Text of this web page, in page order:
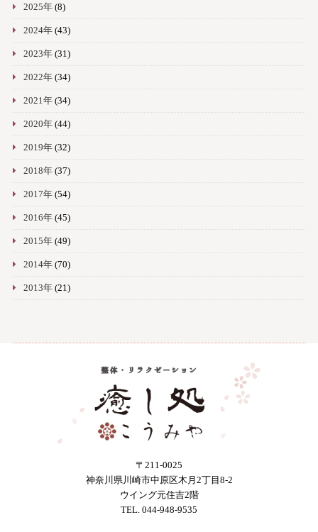
2025年(8)
2024年(43)
2023年(31)
2022年(34)
2021年(34)
2020年(44)
2019年(32)
2018年(37)
2017年(54)
2016年(45)
2015年(49)
2014年(70)
2013年(21)
〒211-0025
神奈川県川崎市中原区木月2丁目8-2
ウイング元住吉2階
TEL. 044-948-9535